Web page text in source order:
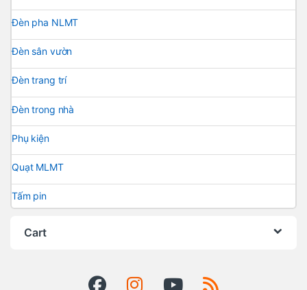
Đèn pha NLMT
Đèn sân vườn
Đèn trang trí
Đèn trong nhà
Phụ kiện
Quạt MLMT
Tấm pin
Cart